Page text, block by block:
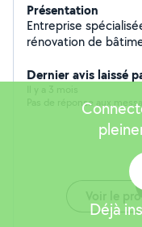
Présentation
Entreprise
rénovation de
conception à la
Sérieuse et
qualité des travaux,
satisfaction client.
Dernier avis laissé
Pas de réponse aux
Voir le
Déjà